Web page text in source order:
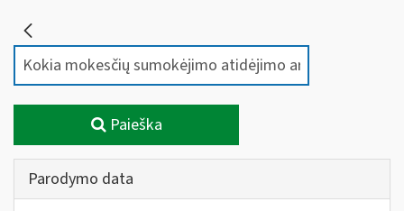
Paieška
Parodymo data